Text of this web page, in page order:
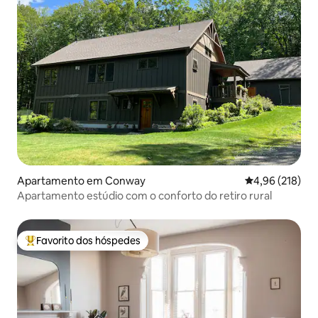
Apartamento em Conway Classificação
4,96 (218)
Apartamento estúdio com o conforto do retiro rural
Favoritos dos hóspedes mais apreciados
Favorito dos hóspedes